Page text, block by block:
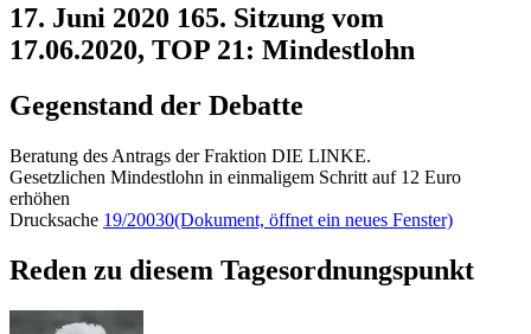
17. Juni 2020 165. Sitzung vom
17.06.2020, TOP 21: Mindestlohn
Gegenstand der Debatte
Beratung des Antrags der Fraktion DIE LINKE.
Gesetzlichen Mindestlohn in einmaligem Schritt auf 12 Euro
erhöhen
Drucksache 19/20030(Dokument, öffnet ein neues Fenster)
Reden zu diesem Tagesordnungspunkt